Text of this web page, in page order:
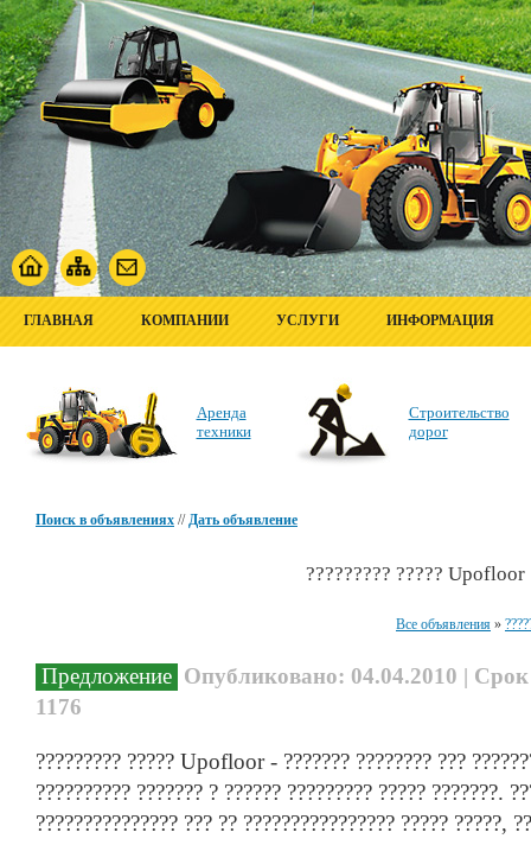
ГЛАВНАЯ КОМПАНИИ УСЛУГИ ИНФОРМАЦИЯ
Аренда
техники
Строительство
дорог
Поиск в объявлениях //Дать объявление
????????? ????? Upofloor
Все объявления »
Предложение Опубликовано: 04.04.2010 |
1176
????????? ????? Upofloor - ??????? ???????? ???
?????????? ??????? ? ?????? ????????? ????? ???????.
??????????????? ??? ?? ???????????????? ????? ?????,